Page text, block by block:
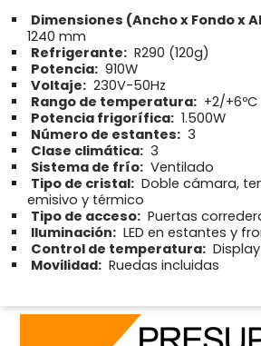
Dimensiones (Ancho x Fondo x
1240 mm
Refrigerante: R290 (120g)
Potencia: 910W
Voltaje: 230V-50Hz
Rango de temperatura: +2/+6ºC
Potencia frigorífica: 1.500W
Número de estantes: 3
Clase climática: 3
Sistema de frío: Ventilado
Tipo de cristal: Doble cámara,
emisivo y térmico
Tipo de acceso: Puertas
Iluminación: LED en estantes y
Control de temperatura:
Movilidad: Ruedas incluidas